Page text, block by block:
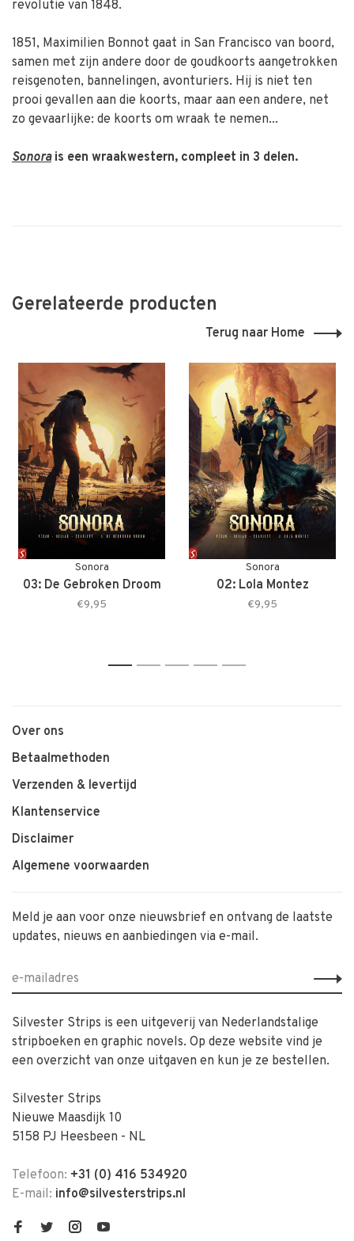
revolutie van 1848.
1851, Maximilien Bonnot gaat in San ­Francisco van boord,
samen met zijn ­andere door de goudkoorts aangetrokken
reis­genoten, ­bannelingen, avonturiers. Hij is niet ten
prooi gevallen aan die koorts, maar aan een andere, net
zo gevaarlijke: de koorts om wraak te ­nemen...
Sonorais een wraakwestern, compleet in 3 delen.
Gerelateerde producten
Terug naar Home
Sonora
03: De Gebroken Droom
€9,95
Sonora
02: Lola Montez
€9,95
1 2 3 4 5
Over ons
Betaalmethoden
Verzenden & levertijd
Klantenservice
Disclaimer
Algemene voorwaarden
Meld je aan voor onze nieuwsbrief en ontvang de laatste
updates, nieuws en aanbiedingen via e-mail.
Silvester Strips is een uitgeverij van Nederlandstalige
stripboeken en graphic novels. Op deze website vind je
een overzicht van onze uitgaven en kun je ze bestellen.
Silvester Strips
Nieuwe Maasdijk 10
5158 PJ Heesbeen - NL
Telefoon: +31 (0) 416 534920
E-mail: info@silvesterstrips.nl